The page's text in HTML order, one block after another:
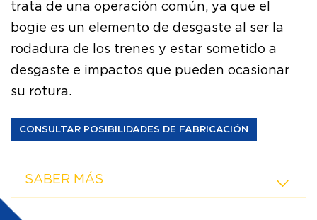
trata de una operación común, ya que el
bogie es un elemento de desgaste al ser la
rodadura de los trenes y estar sometido a
desgaste e impactos que pueden ocasionar
su rotura.
CONSULTAR POSIBILIDADES DE FABRICACIÓN
SABER MÁS